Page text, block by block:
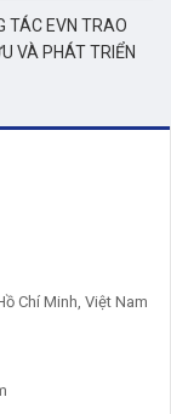
TÁC EVN TRAO
VÀ PHÁT TRIỂN
Chí Minh, Việt Nam